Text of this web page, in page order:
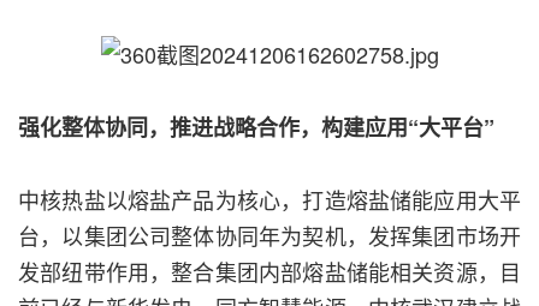
强化整体协同，推进战略合作，构建应用“大平台”
中核热盐以熔盐产品为核心，打造熔盐储能应用大平
台，以集团公司整体协同年为契机，发挥集团市场开
发部纽带作用，整合集团内部熔盐储能相关资源，目